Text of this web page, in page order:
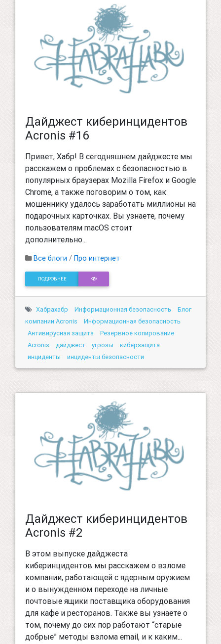
Дайджест киберинцидентов
Acronis #16
Привет, Хабр! В сегодняшнем дайджесте мы
расскажем о проблемах с безопасностью в
популярных браузерах Mozilla Firefox и Google
Chrome, а также поговорим о том, как
мошеннику удалось заработать миллионы на
подарочных карточках. Вы узнаете, почему
пользователям macOS стоит
дополнительно...
Все блоги / Про интернет
ПОДРОБНЕЕ
Хабрахабр Информационная безопасность
Блог
компании Acronis
Информационная безопасность
Антивирусная защита
Резервное копирование
Acronis
дайджест угрозы
киберзащита
инциденты
инциденты безопасности
Дайджест киберинцидентов
Acronis #2
В этом выпуске дайджеста
киберинцидентов мы расскажем о взломе
компании, работающей с ядерным оружием
и о вынужденном переходе на личные
почтовые ящики поставщика оборудования
для кафе и ресторанов. Также вы узнаете о
том, почему до сих пор работают “старые
добрые” методы взлома email, и к каким...